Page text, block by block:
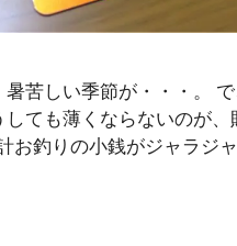
苦しい季節が・・・。
ても薄くならないのが
お釣りの小銭がジャラジ